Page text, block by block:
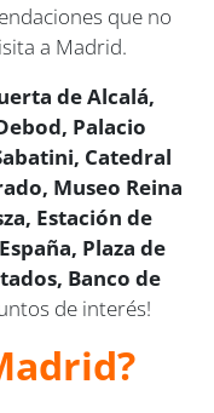
que no
a Madrid.
de Alcalá,
Palacio
Catedral
Museo Reina
Estación de
Plaza de
Banco de
de interés!